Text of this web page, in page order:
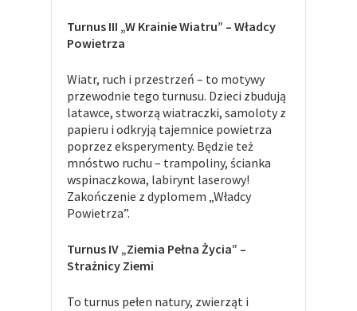
Turnus III „W Krainie Wiatru” – Władcy
Powietrza
Wiatr, ruch i przestrzeń – to motywy
przewodnie tego turnusu. Dzieci zbudują
latawce, stworzą wiatraczki, samoloty z
papieru i odkryją tajemnice powietrza
poprzez eksperymenty. Będzie też
mnóstwo ruchu – trampoliny, ścianka
wspinaczkowa, labirynt laserowy!
Zakończenie z dyplomem „Władcy
Powietrza”.
Turnus IV „Ziemia Pełna Życia” –
Strażnicy Ziemi
To turnus pełen natury, zwierząt i